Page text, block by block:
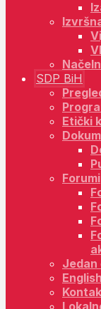
SDP BiH
Etički
Forumi
Jedan
English